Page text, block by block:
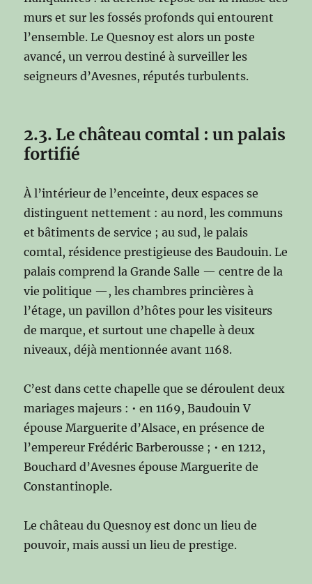
murs et sur les fossés profonds qui entourent
l’ensemble. Le Quesnoy est alors un poste
avancé, un verrou destiné à surveiller les
seigneurs d’Avesnes, réputés turbulents.
2.3. Le château comtal : un palais
fortifié
À l’intérieur de l’enceinte, deux espaces se
distinguent nettement : au nord, les communs
et bâtiments de service ; au sud, le palais
comtal, résidence prestigieuse des Baudouin. Le
palais comprend la Grande Salle — centre de la
vie politique —, les chambres princières à
l’étage, un pavillon d’hôtes pour les visiteurs
de marque, et surtout une chapelle à deux
niveaux, déjà mentionnée avant 1168.
C’est dans cette chapelle que se déroulent deux
mariages majeurs : • en 1169, Baudouin V
épouse Marguerite d’Alsace, en présence de
l’empereur Frédéric Barberousse ; • en 1212,
Bouchard d’Avesnes épouse Marguerite de
Constantinople.
Le château du Quesnoy est donc un lieu de
pouvoir, mais aussi un lieu de prestige.